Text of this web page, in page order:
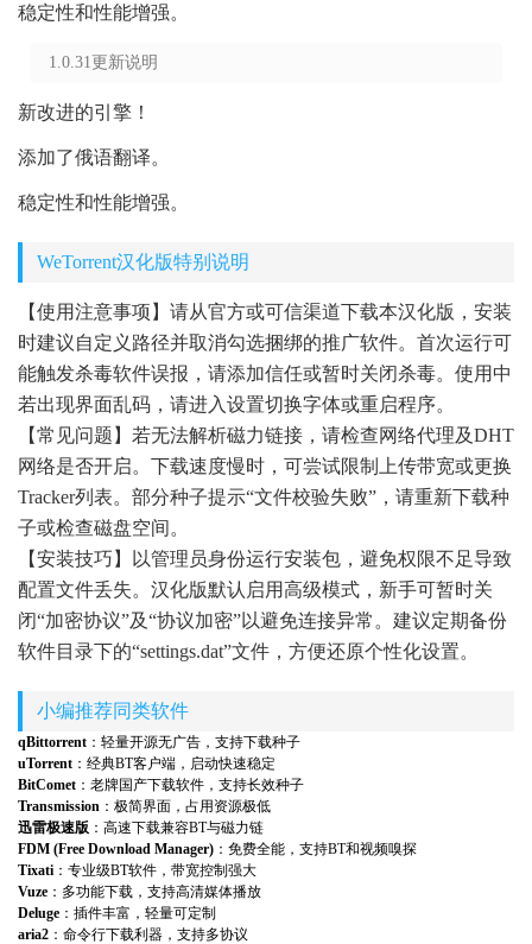
稳定性和性能增强。
1.0.31更新说明
新改进的引擎！
添加了俄语翻译。
稳定性和性能增强。
WeTorrent汉化版特别说明
【使用注意事项】请从官方或可信渠道下载本汉化版，安装
时建议自定义路径并取消勾选捆绑的推广软件。首次运行可
能触发杀毒软件误报，请添加信任或暂时关闭杀毒。使用中
若出现界面乱码，请进入设置切换字体或重启程序。
【常见问题】若无法解析磁力链接，请检查网络代理及DHT
网络是否开启。下载速度慢时，可尝试限制上传带宽或更换
Tracker列表。部分种子提示“文件校验失败”，请重新下载种
子或检查磁盘空间。
【安装技巧】以管理员身份运行安装包，避免权限不足导致
配置文件丢失。汉化版默认启用高级模式，新手可暂时关
闭“加密协议”及“协议加密”以避免连接异常。建议定期备份
软件目录下的“settings.dat”文件，方便还原个性化设置。
小编推荐同类软件
qBittorrent ：轻量开源无广告，支持下载种子
uTorrent ：经典BT客户端，启动快速稳定
BitComet ：老牌国产下载软件，支持长效种子
Transmission ：极简界面，占用资源极低
迅雷极速版 ：高速下载兼容BT与磁力链
FDM (Free Download Manager) ：免费全能，支持BT和视频嗅探
Tixati ：专业级BT软件，带宽控制强大
Vuze ：多功能下载，支持高清媒体播放
Deluge ：插件丰富，轻量可定制
aria2 ：命令行下载利器，支持多协议